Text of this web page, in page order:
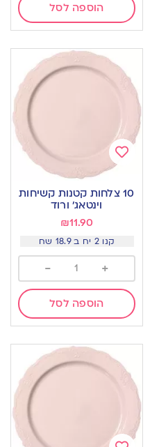
הוספה לסל
Add
to
wishlist
10 צלחות קטנות קשיחות
וינטאג׳ ורוד
₪11.90
קנו 2 יח ב 18.9 שח
+
-
הוספה לסל